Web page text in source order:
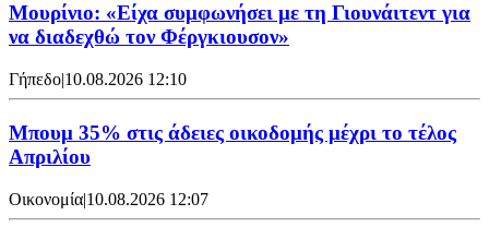
Μουρίνιο: «Είχα συμφωνήσει με τη Γιουνάιτεντ για
να διαδεχθώ τον Φέργκιουσον»
Γήπεδο|10.08.2026 12:10
Μπουμ 35% στις άδειες οικοδομής μέχρι το τέλος
Απριλίου
Οικονομία|10.08.2026 12:07